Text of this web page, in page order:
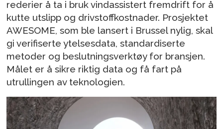
rederier å ta i bruk vindassistert fremdrift for å
kutte utslipp og drivstoffkostnader. Prosjektet
AWESOME, som ble lansert i Brussel nylig, skal
gi verifiserte ytelsesdata, standardiserte
metoder og beslutningsverktøy for bransjen.
Målet er å sikre riktig data og få fart på
utrullingen av teknologien.